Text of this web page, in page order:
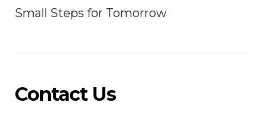
Small Steps for Tomorrow
Contact Us